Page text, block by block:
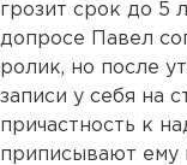
грозит срок до 5
допросе Павел
ролик, но после
записи у себя на
причастность к
приписывают ему